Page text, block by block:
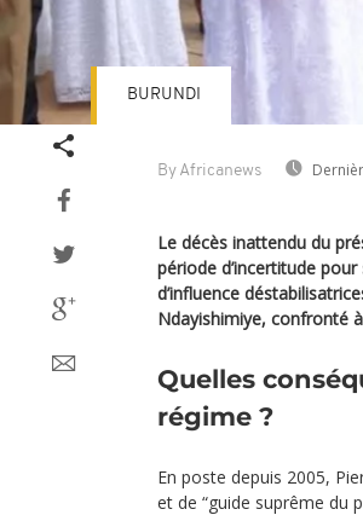
By Africanews
BURUNDI
Le décès inattendu du
période d’incertitude
d’influence
Ndayishimiye, confronté
Quelles
régime ?
En poste depuis 2005,
et de “guide suprême du